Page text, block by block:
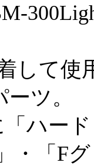
して
ツ。
ハー
・「F